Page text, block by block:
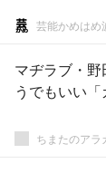
芸能かめはめ
マヂラブ・
うでもいい「
ちまたのアラ